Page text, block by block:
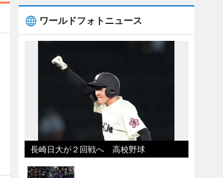
ワールドフォトニュース
長崎日大が２回戦へ 高校野球